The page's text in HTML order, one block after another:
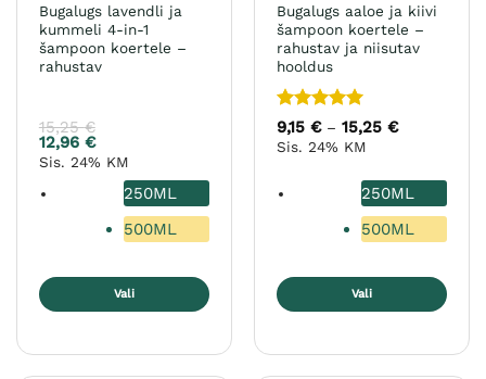
Bugalugs lavendli ja
kummeli 4-in-1
šampoon koertele –
rahustav
15,25€
12,96 €
Sis. 24% KM
250ML
500ML
Vali
Bugalugs aaloe ja kiivi
šampoon koertele –
rahustav ja niisutav
hooldus
Hinnanguga
5/ 5
9,15 € – 15,25 €
Sis. 24% KM
250ML
500ML
Vali